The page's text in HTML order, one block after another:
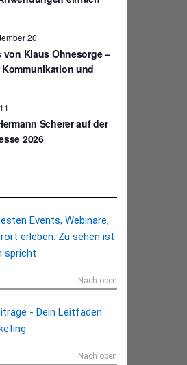
20
von Klaus Ohnesorge –
und
Scherer auf der
2026
Nach oben
Nach oben